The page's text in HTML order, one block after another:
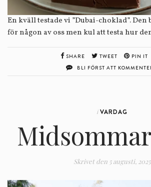
En kväll testade vi ”Dubai-choklad”.
för någon av oss men kul att testa hur
SHARE TWEET
PIN IT
BLI FÖRST ATT
i VARDAG
Skrivet den 5 augusti, 2025